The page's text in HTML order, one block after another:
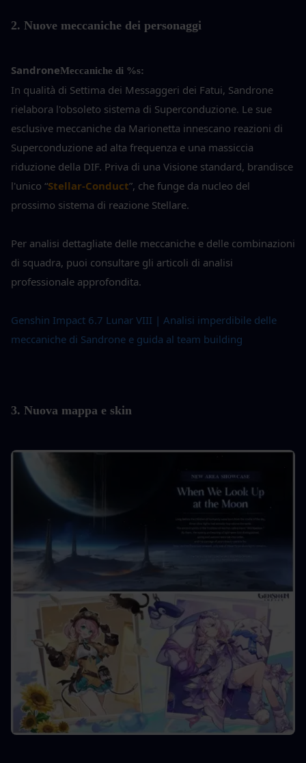
2. Nuove meccaniche dei personaggi
SandroneMeccaniche di %s:
In qualità di Settima dei Messaggeri dei Fatui, Sandrone
rielabora l'obsoleto sistema di Superconduzione. Le sue
esclusive meccaniche da Marionetta innescano reazioni di
Superconduzione ad alta frequenza e una massiccia
riduzione della DIF. Priva di una Visione standard, brandisce
l'unico “Stellar-Conduct”, che funge da nucleo del
prossimo sistema di reazione Stellare.
Per analisi dettagliate delle meccaniche e delle combinazioni
di squadra, puoi consultare gli articoli di analisi
professionale approfondita.
Genshin Impact 6.7 Lunar VIII | Analisi imperdibile delle
meccaniche di Sandrone e guida al team building
3. Nuova mappa e skin